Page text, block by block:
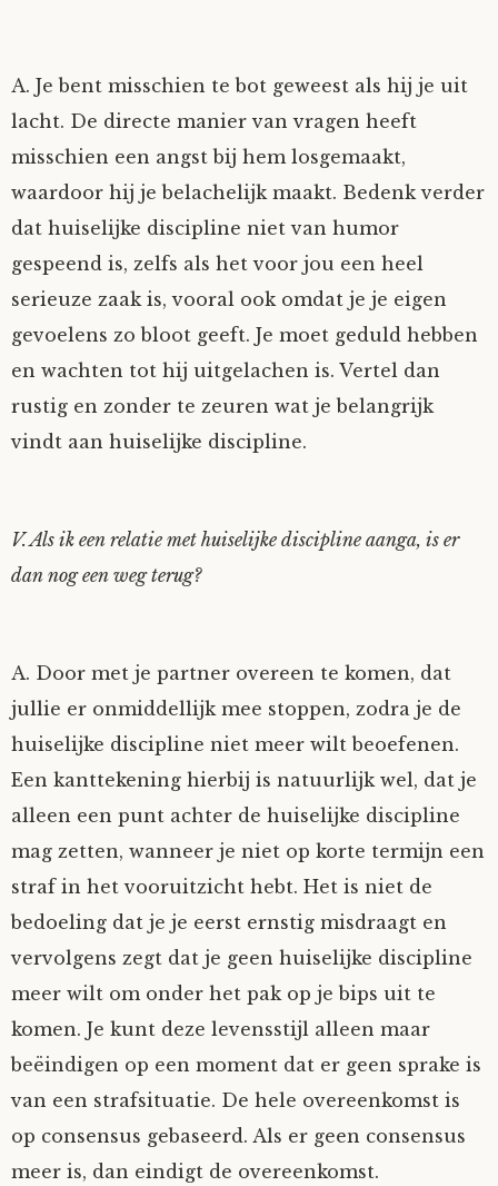
A. Je bent misschien te bot geweest als hij je uit
lacht. De directe manier van vragen heeft
misschien een angst bij hem losgemaakt,
waardoor hij je belachelijk maakt. Bedenk verder
dat huiselijke discipline niet van humor
gespeend is, zelfs als het voor jou een heel
serieuze zaak is, vooral ook omdat je je eigen
gevoelens zo bloot geeft. Je moet geduld hebben
en wachten tot hij uitgelachen is. Vertel dan
rustig en zonder te zeuren wat je belangrijk
vindt aan huiselijke discipline.
V. Als ik een relatie met huiselijke discipline aanga, is er
dan nog een weg terug?
A. Door met je partner overeen te komen, dat
jullie er onmiddellijk mee stoppen, zodra je de
huiselijke discipline niet meer wilt beoefenen.
Een kanttekening hierbij is natuurlijk wel, dat je
alleen een punt achter de huiselijke discipline
mag zetten, wanneer je niet op korte termijn een
straf in het vooruitzicht hebt. Het is niet de
bedoeling dat je je eerst ernstig misdraagt en
vervolgens zegt dat je geen huiselijke discipline
meer wilt om onder het pak op je bips uit te
komen. Je kunt deze levensstijl alleen maar
beëindigen op een moment dat er geen sprake is
van een strafsituatie. De hele overeenkomst is
op consensus gebaseerd. Als er geen consensus
meer is, dan eindigt de overeenkomst.